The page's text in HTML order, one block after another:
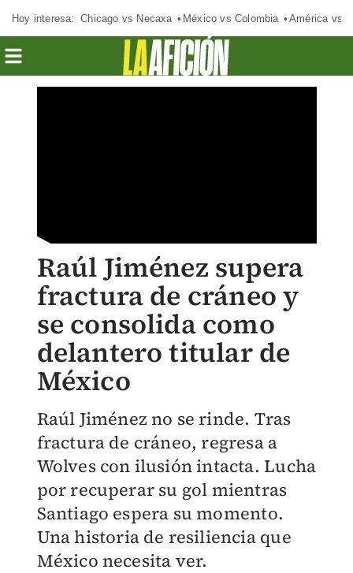
Hoy interesa: Chicago vs Necaxa México vs Colombia América vs
Raúl Jiménez supera
fractura de cráneo y
se consolida como
delantero titular de
México
Raúl Jiménez no se rinde. Tras
fractura de cráneo, regresa a
Wolves con ilusión intacta. Lucha
por recuperar su gol mientras
Santiago espera su momento.
Una historia de resiliencia que
México necesita ver.